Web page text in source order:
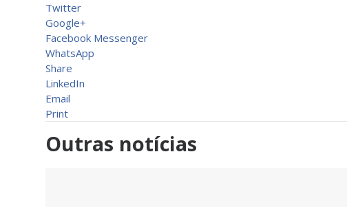
Twitter
Google+
Facebook Messenger
WhatsApp
Share
LinkedIn
Email
Print
Outras notícias